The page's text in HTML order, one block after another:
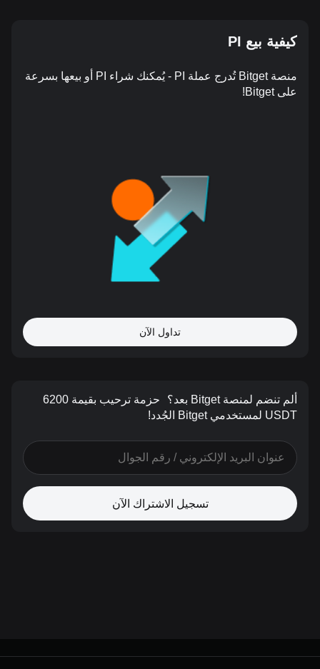
كيفية بيع PI
منصة Bitget تُدرج عملة PI - يُمكنك شراء PI أو بيعها بسرعة
على Bitget!
تداول الآن
ألم تنضم لمنصة Bitget بعد؟
حزمة ترحيب بقيمة 6200
USDT لمستخدمي Bitget الجُدد!
تسجيل الاشتراك الآن